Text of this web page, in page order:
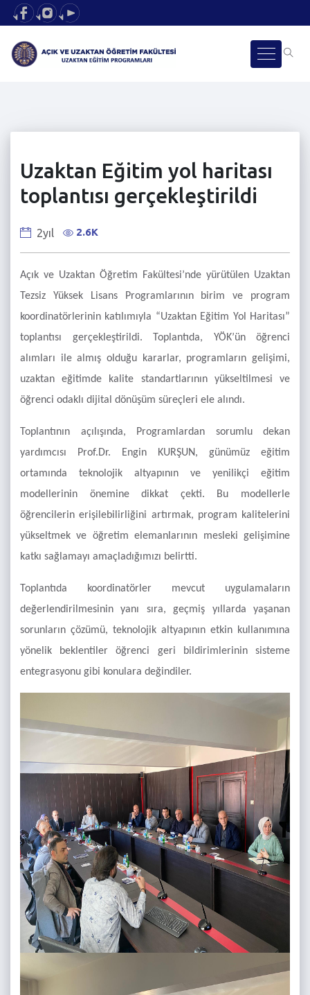
Uzaktan Eğitim yol haritası
toplantısı gerçekleştirildi
2yıl 2.6K
Açık ve Uzaktan Öğretim Fakültesi’nde yürütülen Uzaktan
Tezsiz Yüksek Lisans Programlarının birim ve program
koordinatörlerinin katılımıyla “Uzaktan Eğitim Yol Haritası”
toplantısı gerçekleştirildi. Toplantıda, YÖK’ün öğrenci
alımları ile almış olduğu kararlar, programların gelişimi,
uzaktan eğitimde kalite standartlarının yükseltilmesi ve
öğrenci odaklı dijital dönüşüm süreçleri ele alındı.
Toplantının açılışında, Programlardan sorumlu dekan
yardımcısı Prof.Dr. Engin KURŞUN, günümüz eğitim
ortamında teknolojik altyapının ve yenilikçi eğitim
modellerinin önemine dikkat çekti. Bu modellerle
öğrencilerin erişilebilirliğini artırmak, program kalitelerini
yükseltmek ve öğretim elemanlarının mesleki gelişimine
katkı sağlamayı amaçladığımızı belirtti.
Toplantıda koordinatörler mevcut uygulamaların
değerlendirilmesinin yanı sıra, geçmiş yıllarda yaşanan
sorunların çözümü, teknolojik altyapının etkin kullanımına
yönelik beklentiler öğrenci geri bildirimlerinin sisteme
entegrasyonu gibi konulara değindiler.